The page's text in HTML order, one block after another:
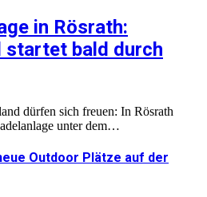
in Rösrath:
startet bald durch
dürfen sich freuen: In Rösrath
unter dem…
Outdoor Plätze auf der